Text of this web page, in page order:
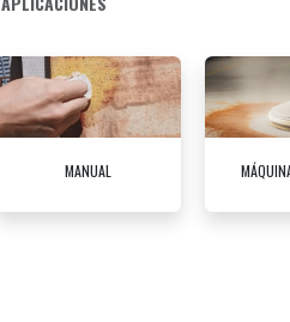
MANUAL